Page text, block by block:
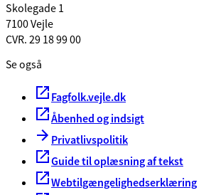
Skolegade 1
7100 Vejle
CVR. 29 18 99 00
Se også
Fagfolk.vejle.dk
Åbenhed og indsigt
Privatlivspolitik
Guide til oplæsning af tekst
Webtilgængelighedserklæring